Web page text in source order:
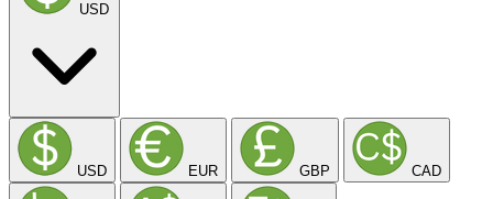
USD
USD EUR GBP CAD